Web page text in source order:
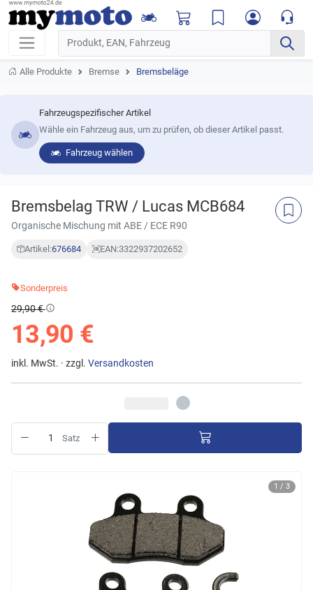
Alle Produkte Bremse Bremsbeläge
Fahrzeugspezifischer Artikel
Wähle ein Fahrzeug aus, um zu prüfen, ob dieser Artikel passt.
Fahrzeug wählen
Bremsbelag TRW / Lucas MCB684
Organische Mischung mit ABE / ECE R90
Artikel:676684 EAN:3322937202652
1 / 3
Sonderpreis
29,90 €
13,90 €
inkl. MwSt. · zzgl. Versandkosten
Satz